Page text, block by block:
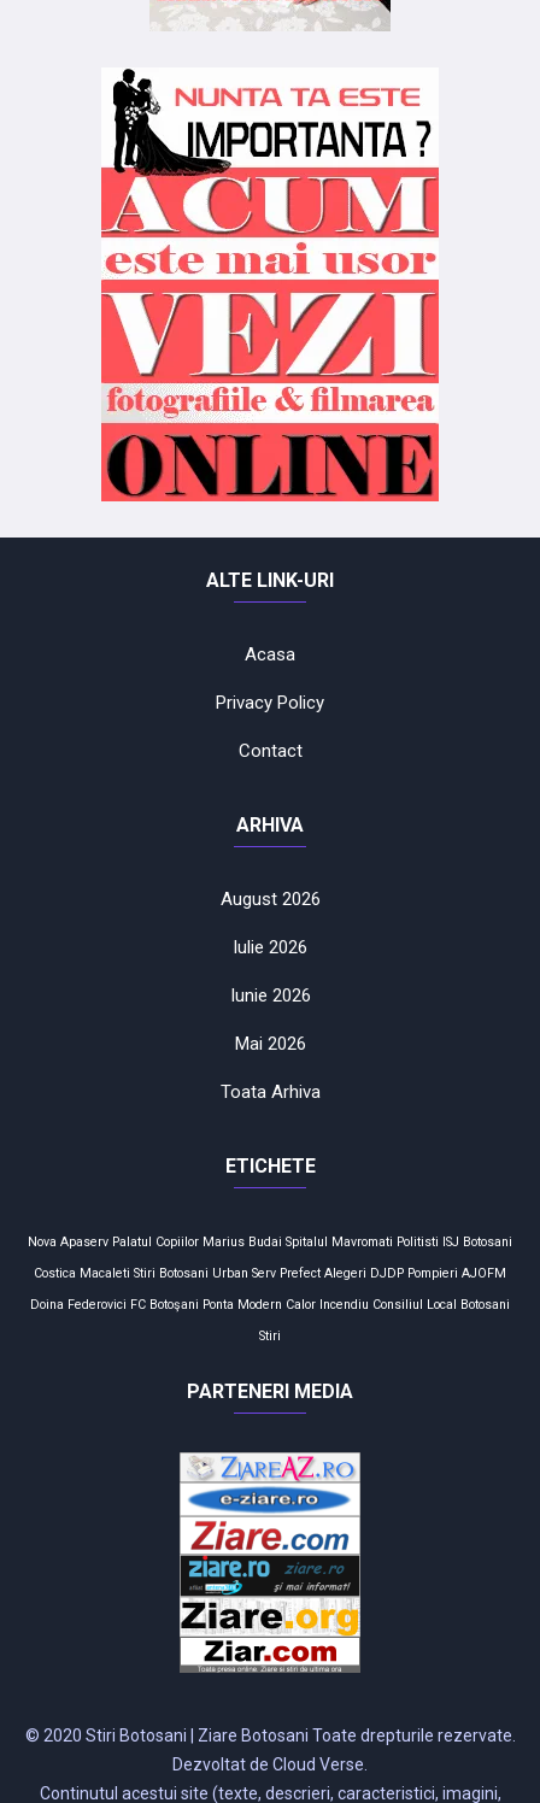
ALTE LINK-URI
Acasa
Privacy Policy
Contact
ARHIVA
August 2026
Iulie 2026
Iunie 2026
Mai 2026
Toata Arhiva
ETICHETE
Nova Apaserv Palatul Copiilor Marius Budai Spitalul Mavromati Politisti ISJ Botosani
Costica Macaleti Stiri Botosani Urban Serv Prefect Alegeri DJDP Pompieri AJOFM
Doina Federovici FC Botoşani Ponta Modern Calor Incendiu Consiliul Local Botosani
Stiri
PARTENERI MEDIA
© 2020 Stiri Botosani | Ziare Botosani Toate drepturile rezervate.
Dezvoltat de Cloud Verse.
Continutul acestui site (texte, descrieri, caracteristici, imagini,